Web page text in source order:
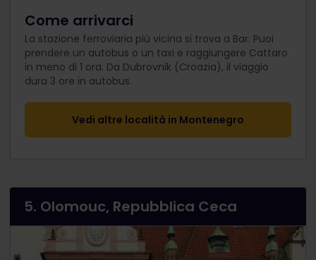
Come arrivarci
La stazione ferroviaria più vicina si trova a Bar. Puoi
prendere un autobus o un taxi e raggiungere Cattaro
in meno di 1 ora. Da Dubrovnik (Croazia), il viaggio
dura 3 ore in autobus.
Vedi altre località in Montenegro
5. Olomouc, Repubblica Ceca